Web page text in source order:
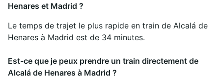
Henares et Madrid ?
Le temps de trajet le plus rapide en train de Alcalá de
Henares à Madrid est de 34 minutes.
Est-ce que je peux prendre un train directement de
Alcalá de Henares à Madrid ?